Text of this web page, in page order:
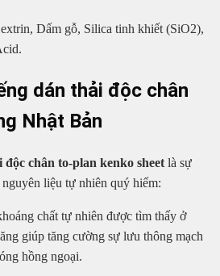
Dấm gỗ, Silica tinh khiết (SiO2),
dán thải độc chân
Nhật Bản
độc chân to-plan kenko sheet là sự
liệu tự nhiên quý hiếm:
chất tự nhiên được tìm thấy ở
giúp tăng cường sự lưu thông mạch
hồng ngoại.